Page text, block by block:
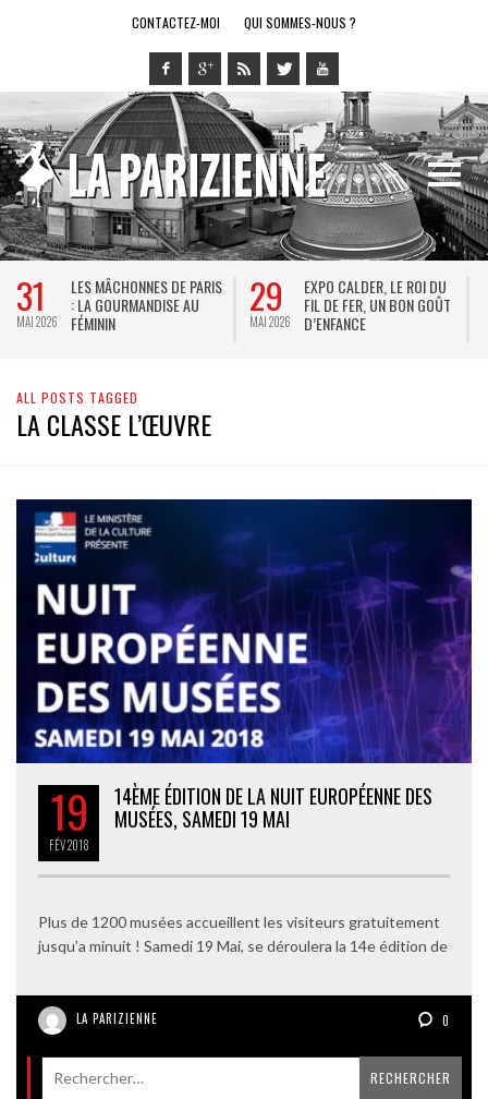
CONTACTEZ-MOI QUI SOMMES-NOUS ?
31
MAI 2026
LES MÂCHONNES DE PARIS
: LA GOURMANDISE AU
FÉMININ
29
MAI 2026
EXPO CALDER, LE ROI DU
FIL DE FER, UN BON GOÛT
D’ENFANCE
ALL POSTS TAGGED
LA CLASSE L’ŒUVRE
19
FÉV2018
14ÈME ÉDITION DE LA NUIT EUROPÉENNE DES
MUSÉES, SAMEDI 19 MAI
Plus de 1200 musées accueillent les visiteurs gratuitement
jusqu’a minuit ! Samedi 19 Mai, se déroulera la 14e édition de
LA PARIZIENNE 0